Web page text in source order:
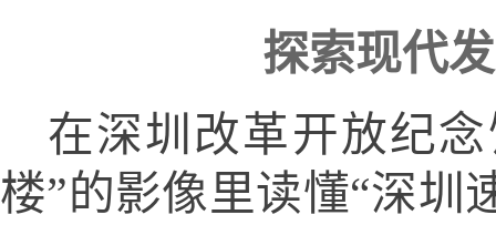
探索现代
在深圳改革开放纪
楼”的影像里读懂“深圳